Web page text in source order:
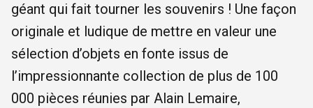
géant qui fait tourner les souvenirs ! Une façon
originale et ludique de mettre en valeur une
sélection d’objets en fonte issus de
l’impressionnante collection de plus de 100
000 pièces réunies par Alain Lemaire,